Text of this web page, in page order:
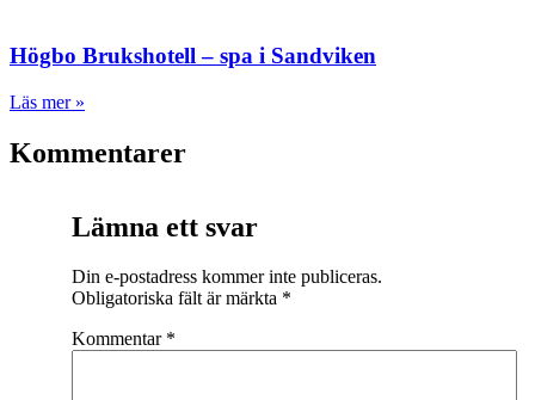
Högbo Brukshotell – spa i Sandviken
Läs mer »
Kommentarer
Lämna ett svar
Din e-postadress kommer inte publiceras.
Obligatoriska fält är märkta *
Kommentar *